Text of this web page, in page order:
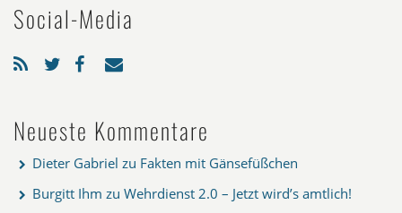
Social-Media
Neueste Kommentare
Dieter Gabriel zu Fakten mit Gänsefüßchen
Burgitt Ihm zu Wehrdienst 2.0 – Jetzt wird’s amtlich!